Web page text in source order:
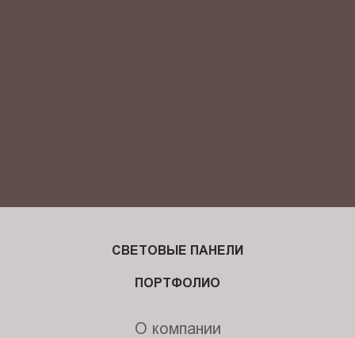
СВЕТОВЫЕ ПАНЕЛИ
ПОРТФОЛИО
О компании